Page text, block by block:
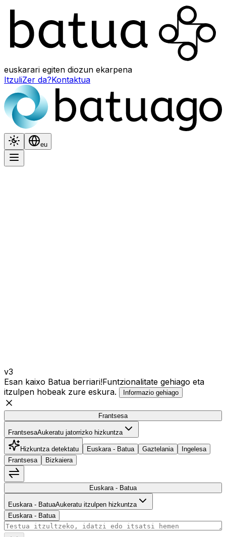
euskarari egiten diozun ekarpena
ItzuliZer da?Kontaktua
Itxura
Hizkuntza
eu
v3
Esan kaixo Batua berriari!Funtzionalitate gehiago eta
itzulpen hobeak zure eskura.
Informazio gehiago
Frantsesa
FrantsesaAukeratu jatorrizko hizkuntza
Hizkuntza detektatu Euskara - Batua Gaztelania
Ingelesa
Frantsesa
Bizkaiera
Euskara - Batua
Euskara - BatuaAukeratu itzulpen hizkuntza
Euskara - Batua